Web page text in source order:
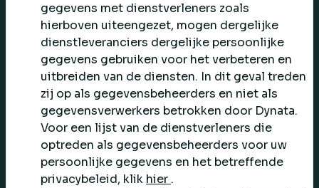
gegevens met dienstverleners zoals
hierboven uiteengezet, mogen dergelijke
dienstleveranciers dergelijke persoonlijke
gegevens gebruiken voor het verbeteren en
uitbreiden van de diensten. In dit geval treden
zij op als gegevensbeheerders en niet als
gegevensverwerkers betrokken door Dynata.
Voor een lijst van de dienstverleners die
optreden als gegevensbeheerders voor uw
persoonlijke gegevens en het betreffende
privacybeleid, klik hier .